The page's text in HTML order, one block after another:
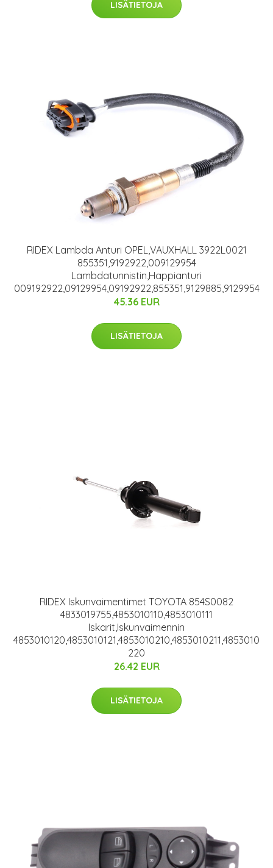
LISÄTIETOJA
RIDEX Lambda Anturi OPEL,VAUXHALL 3922L0021
855351,9192922,009129954
Lambdatunnistin,Happianturi
009192922,09129954,09192922,855351,9129885,9129954
45.36 EUR
LISÄTIETOJA
RIDEX Iskunvaimentimet TOYOTA 854S0082
4833019755,4853010110,4853010111
Iskarit,Iskunvaimennin
4853010120,4853010121,4853010210,4853010211,4853010
220
26.42 EUR
LISÄTIETOJA